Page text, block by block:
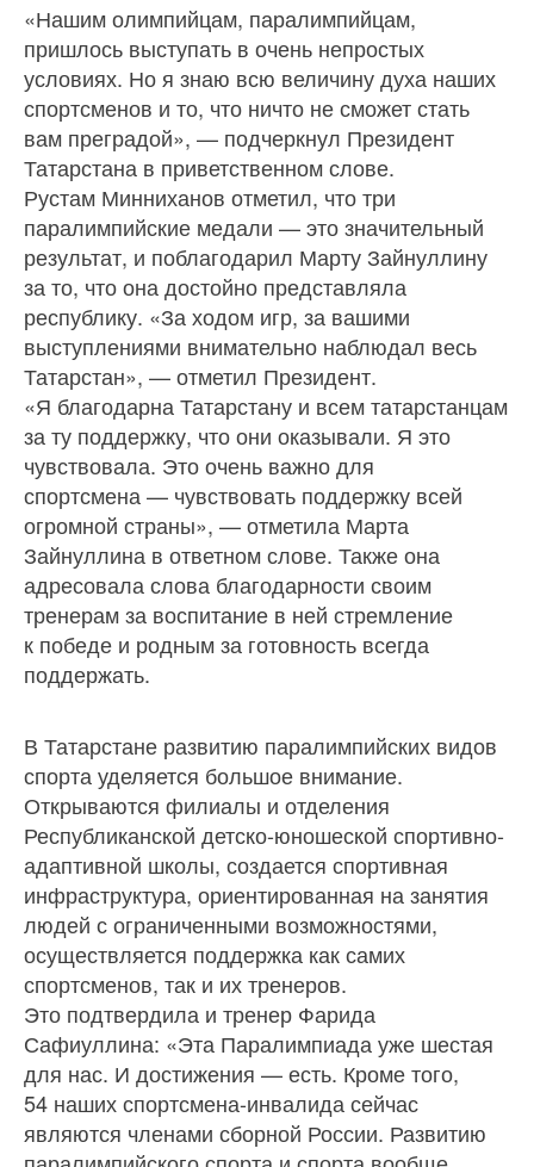
«Нашим олимпийцам, паралимпийцам,
пришлось выступать в очень непростых
условиях. Но я знаю всю величину духа наших
спортсменов и то, что ничто не сможет стать
вам преградой», — подчеркнул Президент
Татарстана в приветственном слове.
Рустам Минниханов отметил, что три
паралимпийские медали — это значительный
результат, и поблагодарил Марту Зайнуллину
за то, что она достойно представляла
республику. «За ходом игр, за вашими
выступлениями внимательно наблюдал весь
Татарстан», — отметил Президент.
«Я благодарна Татарстану и всем татарстанцам
за ту поддержку, что они оказывали. Я это
чувствовала. Это очень важно для
спортсмена — чувствовать поддержку всей
огромной страны», — отметила Марта
Зайнуллина в ответном слове. Также она
адресовала слова благодарности своим
тренерам за воспитание в ней стремление
к победе и родным за готовность всегда
поддержать.
В Татарстане развитию паралимпийских видов
спорта уделяется большое внимание.
Открываются филиалы и отделения
Республиканской детско-юношеской спортивно-
адаптивной школы, создается спортивная
инфраструктура, ориентированная на занятия
людей с ограниченными возможностями,
осуществляется поддержка как самих
спортсменов, так и их тренеров.
Это подтвердила и тренер Фарида
Сафиуллина: «Эта Паралимпиада уже шестая
для нас. И достижения — есть. Кроме того,
54 наших спортсмена-инвалида сейчас
являются членами сборной России. Развитию